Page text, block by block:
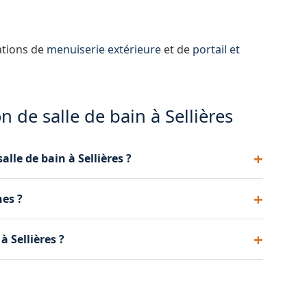
de menuiserie extérieure et de portail et
de salle de bain à Sellières
de bain à Sellières ?
?
jours.
Sellières ?